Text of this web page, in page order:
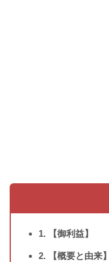
1. 【御利益】
2. 【概要と由来】